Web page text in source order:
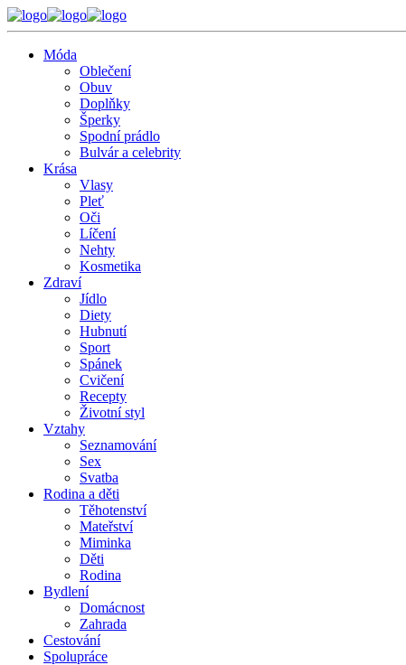
Móda
Oblečení
Obuv
Doplňky
Šperky
Spodní prádlo
Bulvár a celebrity
Krása
Vlasy
Pleť
Oči
Líčení
Nehty
Kosmetika
Zdraví
Jídlo
Diety
Hubnutí
Sport
Spánek
Cvičení
Recepty
Životní styl
Vztahy
Seznamování
Sex
Svatba
Rodina a děti
Těhotenství
Mateřství
Miminka
Děti
Rodina
Bydlení
Domácnost
Zahrada
Cestování
Spolupráce